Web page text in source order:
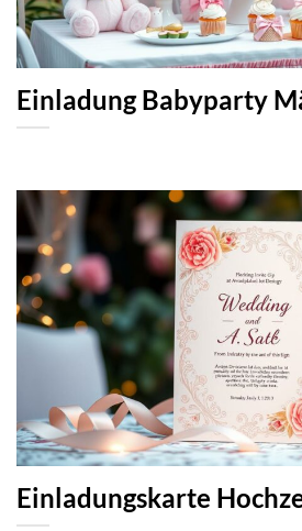
Einladung Babyparty
Einladungskarte